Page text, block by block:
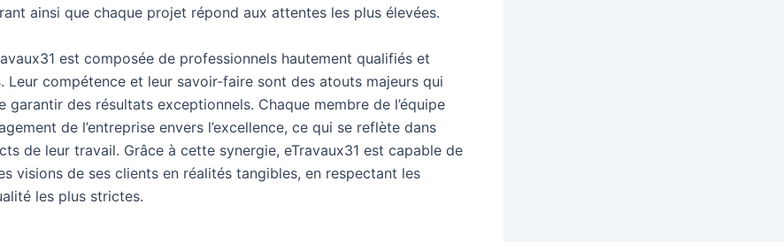
ainsi que chaque projet répond aux attentes les plus élevées.
est composée de professionnels hautement qualifiés et
Leur compétence et leur savoir-faire sont des atouts majeurs qui
garantir des résultats exceptionnels. Chaque membre de l’équipe
de l’entreprise envers l’excellence, ce qui se reflète dans
de leur travail. Grâce à cette synergie, eTravaux31 est capable de
visions de ses clients en réalités tangibles, en respectant les
les plus strictes.